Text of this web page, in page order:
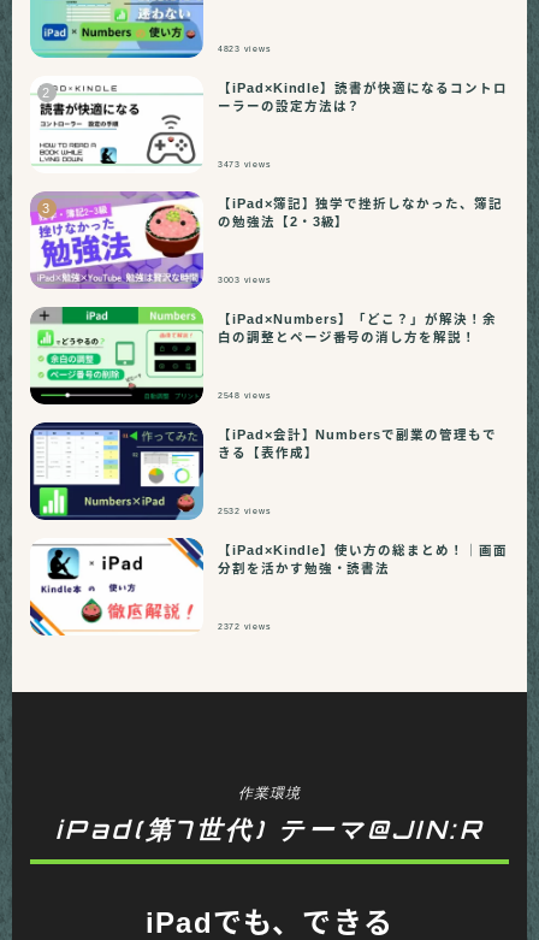
4823 views
【iPad×Kindle】読書が快適になるコントロ
ーラーの設定方法は？
3473 views
【iPad×簿記】独学で挫折しなかった、簿記
の勉強法【2・3級】
3003 views
【iPad×Numbers】「どこ？」が解決！余
白の調整とページ番号の消し方を解説！
2548 views
【iPad×会計】Numbersで副業の管理もで
きる【表作成】
2532 views
【iPad×Kindle】使い方の総まとめ！｜画面
分割を活かす勉強・読書法
2372 views
作業環境
iPad(第7世代) テーマ@JIN:R
iPadでも、できる